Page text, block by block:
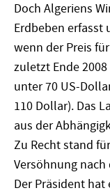
Doch Algeriens
Erdbeben erfasst
wenn der Preis
zuletzt Ende
unter 70 US-
110 Dollar). Das
aus der
Zu Recht stand
Versöhnung
Der Präsident